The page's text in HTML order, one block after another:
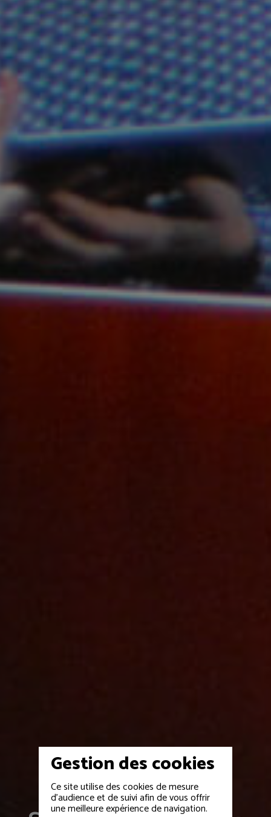
STRUCTURE TECHNIQUE
Gestion des cookies
Ce site utilise des cookies de mesure
d'audience et de suivi afin de vous offrir
une meilleure expérience de navigation.